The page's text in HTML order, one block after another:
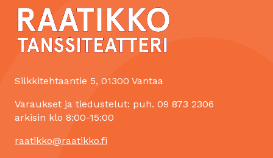
Silkkitehtaantie 5, 01300 Vantaa
Varaukset ja tiedustelut: puh. 09 873 2306
arkisin klo 8:00-15:00
raatikko@raatikko.fi